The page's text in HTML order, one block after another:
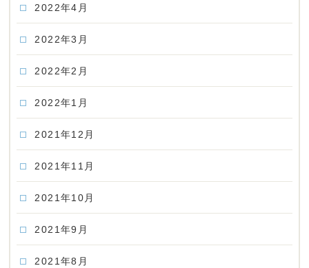
2022年4月
2022年3月
2022年2月
2022年1月
2021年12月
2021年11月
2021年10月
2021年9月
2021年8月